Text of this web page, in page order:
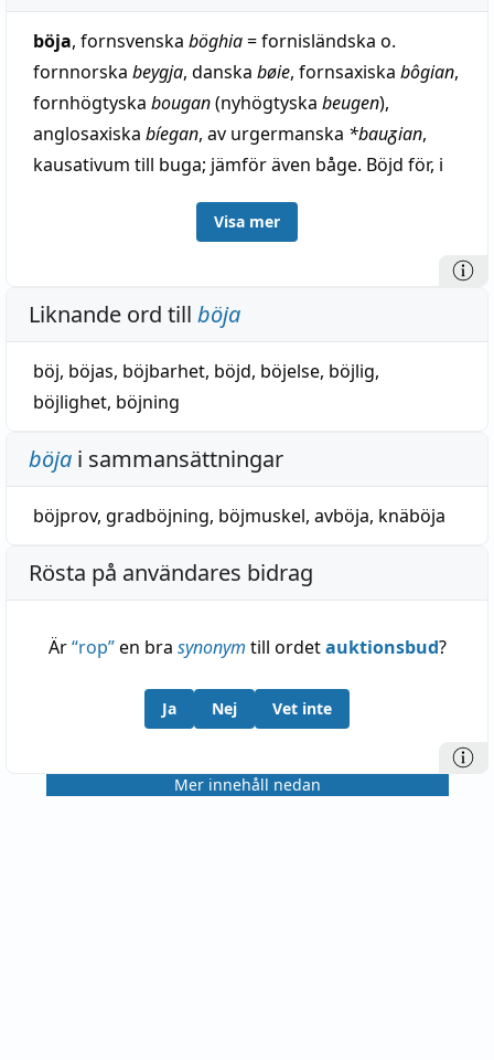
böja, fornsvenska böghia= fornisländska o.
fornnorska beygja, danska bøie, fornsaxiska bôgian,
fornhögtyska bougan(nyhögtyska beugen),
anglosaxiska bíegan, av urgermanska *bauᵹian,
kausativum till buga; jämför även båge. Böjd för, i
, jämför danskatilbøjelig
latininclinātus(tillclīnāre, böja, luta; se lid), franska
penchant(: latinpendēre, hänga ned), ävensom
svenska huld (se d. o.), svenska dialektluten
benägen, böjd (till verbet luta; jämför under lust
Visa mer
Liknande ord till böja
böj, böjas, böjbarhet, böjd, böjelse, böjlig,
böjlighet, böjning
böja i sammansättningar
böjprov, gradböjning, böjmuskel, avböja, knäböja
Rösta på användares bidrag
Är“rop”en bra synonym till ordetauktionsbud?
Ja Nej Vet inte
Mer innehåll nedan